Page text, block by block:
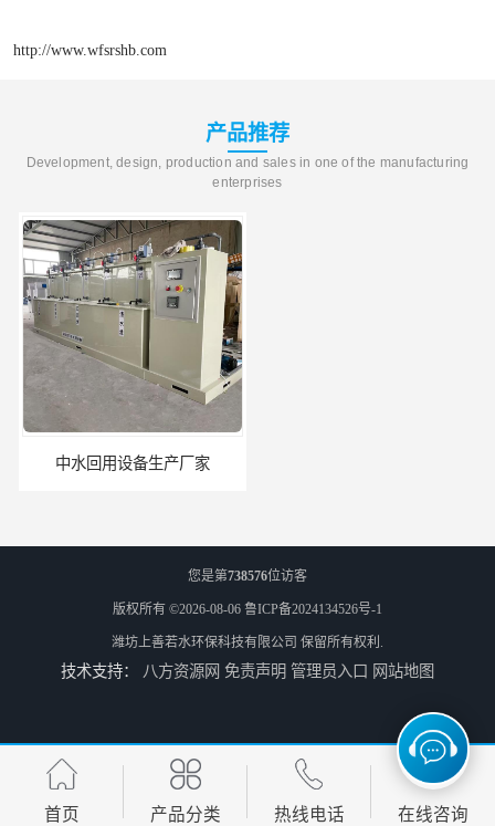
http://www.wfsrshb.com
产品推荐
Development, design, production and sales in one of the manufacturing
enterprises
中水回用设备生产厂家
深圳豆制品加工污水处理设备厂家 广州长沙体检中心污水处理设备厂家
您是第738576位访客
版权所有 ©2026-08-06 鲁ICP备2024134526号-1
潍坊上善若水环保科技有限公司 保留所有权利.
技术支持： 八方资源网 免责声明 管理员入口 网站地图
首页 产品分类 热线电话 在线咨询